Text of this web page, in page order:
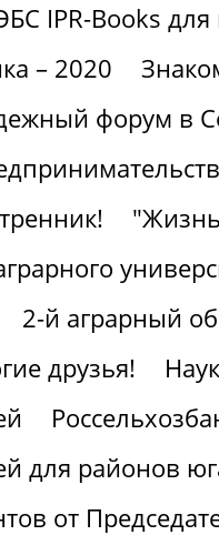
IPR-Books для
– 2020
форум в
2-й аграрный
друзья!
для районов
от